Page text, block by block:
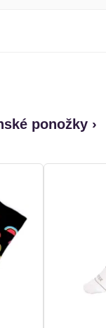
ponožky ›